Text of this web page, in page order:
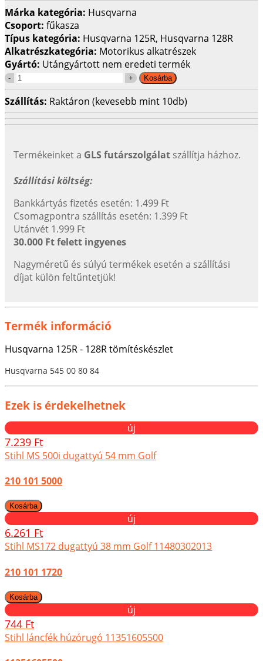
Márka kategória: Husqvarna
Csoport: fűkasza
Típus kategória: Husqvarna 125R, Husqvarna 128R
Alkatrészkategória: Motorikus alkatrészek
Gyártó: Utángyártott nem eredeti termék
Szállítás: Raktáron (kevesebb mint 10db)
Termékeinket a GLS futárszolgálat szállítja házhoz.
Szállítási költség:
Bankkártyás fizetés esetén: 1.499 Ft
Csomagpontra szállítás esetén: 1.399 Ft
Utánvét 1.999 Ft
30.000 Ft felett ingyenes
Nagyméretű és súlyú termékek esetén a szállítási
díjat külön feltűntetjük!
Termék információ
Husqvarna 125R - 128R tömítéskészlet
Husqvarna 545 00 80 84
Ezek is érdekelhetnek
új
7.239 Ft
Stihl MS 500i dugattyú 54 mm Golf
210 101 5000
új
6.261 Ft
Stihl MS172 dugattyú 38 mm Golf 11480302013
210 101 1720
új
744 Ft
Stihl láncfék húzórugó 11351605500